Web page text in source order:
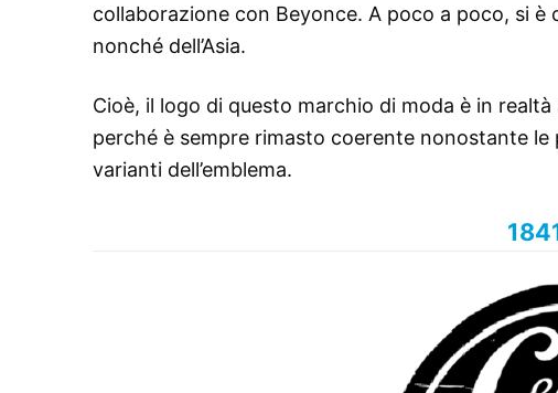
collaborazione con Beyonce. A poco a poco, si
nonché dell’Asia.
Cioè, il logo di questo marchio di moda è in
perché è sempre rimasto coerente nonostante
varianti dell’emblema.